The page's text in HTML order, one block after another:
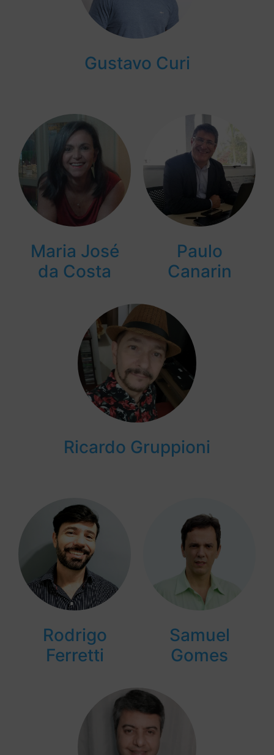
Gustavo Curi
Maria José
da Costa
Paulo
Canarin
Ricardo Gruppioni
Rodrigo
Ferretti
Samuel
Gomes